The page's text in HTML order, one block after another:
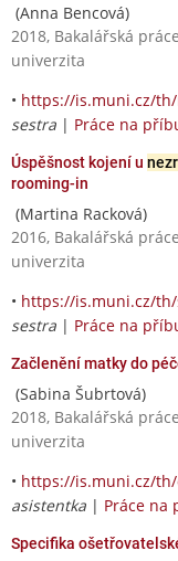
(Anna Bencová)
2018, Bakalářská
univerzita
• https://is.muni.cz/
sestra | Práce na
Úspěšnost kojení u
rooming-in
(Martina Racková)
2016, Bakalářská
univerzita
• https://is.muni.cz/
sestra | Práce na
Začlenění matky do
(Sabina Šubrtová)
2018, Bakalářská
univerzita
• https://is.muni.cz/
asistentka | Práce na
Specifika